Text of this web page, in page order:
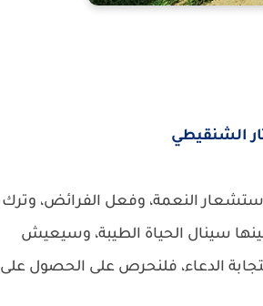
الشنقيطي
النعمة، وفعل الفرائض، وترك
سينال الحياة الطيبة، وسيعيش
الدعاء، فلنحرص على الحصول على